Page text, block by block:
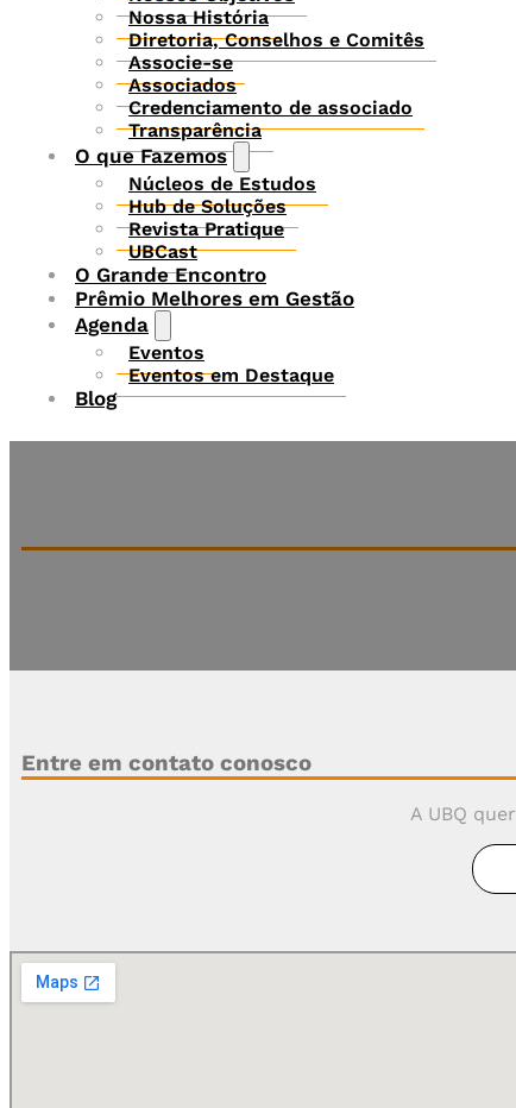
Nossa História
Diretoria, Conselhos e Comitês
Associe-se
Associados
Credenciamento de associado
Transparência
O que Fazemos
Núcleos de Estudos
Hub de Soluções
Revista Pratique
UBCast
O Grande Encontro
Prêmio Melhores em Gestão
Agenda
Eventos
Eventos em Destaque
Blog
Entre em contato conosco
A UBQ